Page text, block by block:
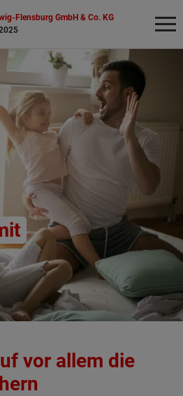
Flensburg GmbH & Co. KG
vor allem die
Sie suchen?